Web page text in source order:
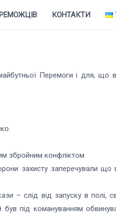
КОНТАКТИ
Перемоги і для,
збройним конфліктом
захисту заперечували
слід від запуску в полі,
під комануванням